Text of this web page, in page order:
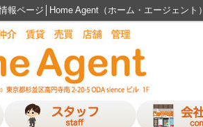
報ページ│Home Agent（ホーム・エージェント）